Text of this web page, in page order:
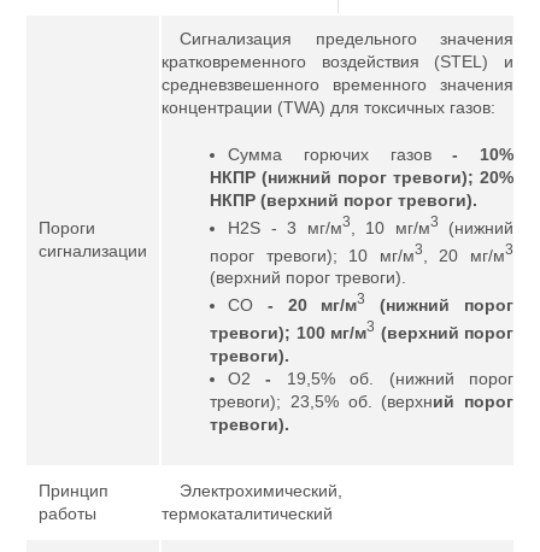
Пороги
сигнализации
Сигнализация предельного значения
кратковременного воздействия (STEL) и
средневзвешенного временного значения
концентрации (TWA) для токсичных газов:
Сумма горючих газов- 10%
НКПР (нижний порог тревоги); 20%
НКПР (верхний порог тревоги).
H2S - 3 мг/м3 , 10 мг/м3
(нижний
порог тревоги); 10 мг/м3 , 20 мг/м3
(верхний порог тревоги).
CO - 20мг/м3
(нижний порог
тревоги); 100мг/м3 (верхний порог
тревоги).
O2 - 19,5% об. (нижний порог
тревоги); 23,5% об. (верхний порог
тревоги).
Принцип
работы
Электрохимический,
термокаталитический